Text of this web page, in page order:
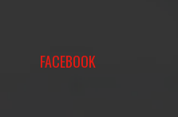
FACEBOOK